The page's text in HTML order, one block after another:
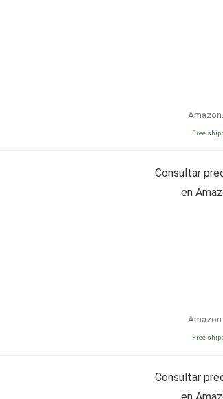
Free
Consultar
en
Free
Consultar